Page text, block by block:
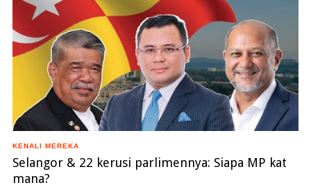
KENALI MEREKA
Selangor & 22 kerusi parlimennya: Siapa MP kat
mana?